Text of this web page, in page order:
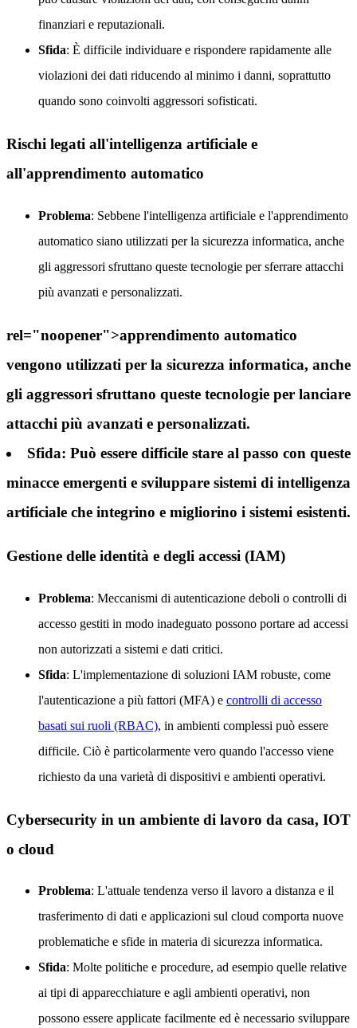
finanziari e reputazionali.
Sfida: È difficile individuare e rispondere rapidamente alle
violazioni dei dati riducendo al minimo i danni, soprattutto
quando sono coinvolti aggressori sofisticati.
Rischi legati all'intelligenza artificiale e
all'apprendimento automatico
Problema: Sebbene l'intelligenza artificiale e l'apprendimento
automatico siano utilizzati per la sicurezza informatica, anche
gli aggressori sfruttano queste tecnologie per sferrare attacchi
più avanzati e personalizzati.
rel="noopener">apprendimento automatico
vengono utilizzati per la sicurezza informatica, anche
gli aggressori sfruttano queste tecnologie per lanciare
attacchi più avanzati e personalizzati.
Sfida: Può essere difficile stare al passo con queste
minacce emergenti e sviluppare sistemi di intelligenza
artificiale che integrino e migliorino i sistemi esistenti.
Gestione delle identità e degli accessi (IAM)
Problema: Meccanismi di autenticazione deboli o controlli di
accesso gestiti in modo inadeguato possono portare ad accessi
non autorizzati a sistemi e dati critici.
Sfida: L'implementazione di soluzioni IAM robuste, come
l'autenticazione a più fattori (MFA) e controlli di accesso
basati sui ruoli (RBAC), in ambienti complessi può essere
difficile. Ciò è particolarmente vero quando l'accesso viene
richiesto da una varietà di dispositivi e ambienti operativi.
Cybersecurity in un ambiente di lavoro da casa, IOT
o cloud
Problema: L'attuale tendenza verso il lavoro a distanza e il
trasferimento di dati e applicazioni sul cloud comporta nuove
problematiche e sfide in materia di sicurezza informatica.
Sfida: Molte politiche e procedure, ad esempio quelle relative
ai tipi di apparecchiature e agli ambienti operativi, non
possono essere applicate facilmente ed è necessario sviluppare